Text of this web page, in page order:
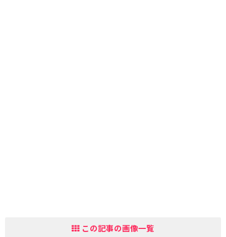
この記事の画像一覧